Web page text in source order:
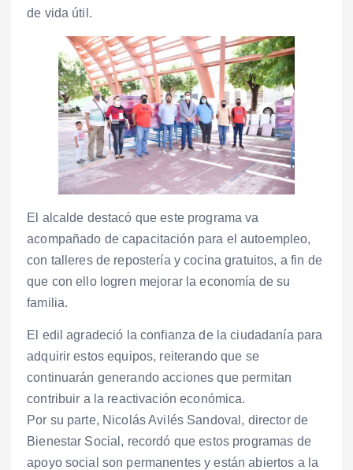
de vida útil.
El alcalde destacó que este programa va
acompañado de capacitación para el autoempleo,
con talleres de repostería y cocina gratuitos, a fin de
que con ello logren mejorar la economía de su
familia.
El edil agradeció la confianza de la ciudadanía para
adquirir estos equipos, reiterando que se
continuarán generando acciones que permitan
contribuir a la reactivación económica.
Por su parte, Nicolás Avilés Sandoval, director de
Bienestar Social, recordó que estos programas de
apoyo social son permanentes y están abiertos a la